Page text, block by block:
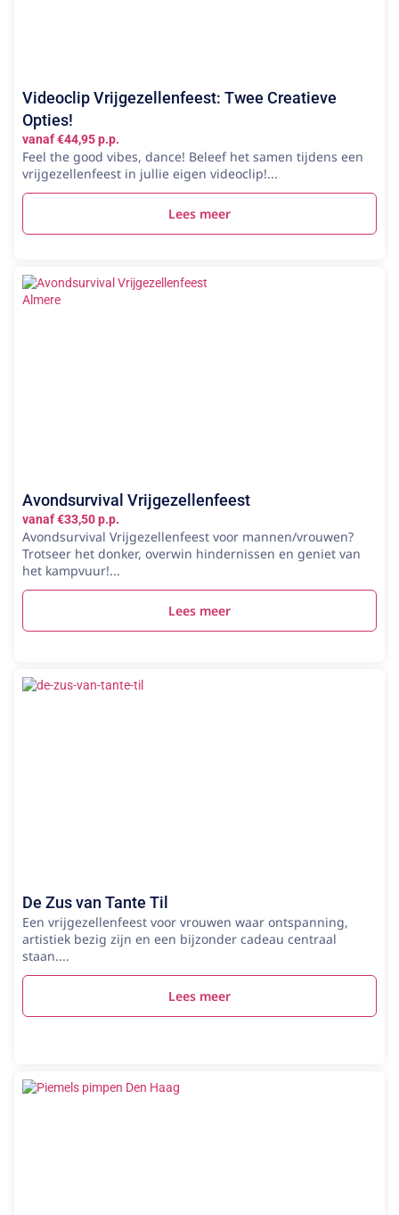
Videoclip Vrijgezellenfeest: Twee Creatieve
Opties!
vanaf €44,95 p.p.
Feel the good vibes, dance! Beleef het samen tijdens een
vrijgezellenfeest in jullie eigen videoclip!...
Lees meer
Avondsurvival Vrijgezellenfeest
vanaf €33,50 p.p.
Avondsurvival Vrijgezellenfeest voor mannen/vrouwen?
Trotseer het donker, overwin hindernissen en geniet van
het kampvuur!...
Lees meer
De Zus van Tante Til
Een vrijgezellenfeest voor vrouwen waar ontspanning,
artistiek bezig zijn en een bijzonder cadeau centraal
staan....
Lees meer